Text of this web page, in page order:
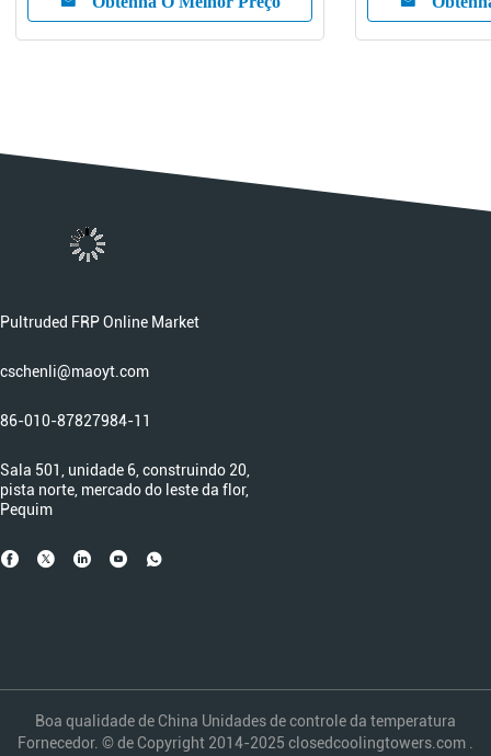
Pultruded FRP Online Market
cschenli@maoyt.com
86-010-87827984-11
Sala 501, unidade 6, construindo 20,
pista norte, mercado do leste da flor,
Pequim
Boa qualidade de China Unidades de controle da temperatura
Fornecedor. © de Copyright 2014-2025 closedcoolingtowers.com .